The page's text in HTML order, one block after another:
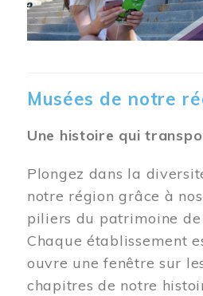
Musées de notre
Une histoire qui
Plongez dans la
notre région grâce à
piliers du patrimoine
Chaque établissement
ouvre une fenêtre sur
chapitres de notre